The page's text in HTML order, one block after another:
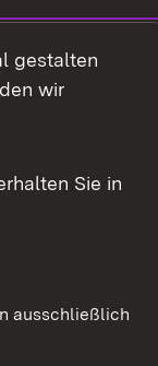
gestalten
wir
Sie in
ausschließlich